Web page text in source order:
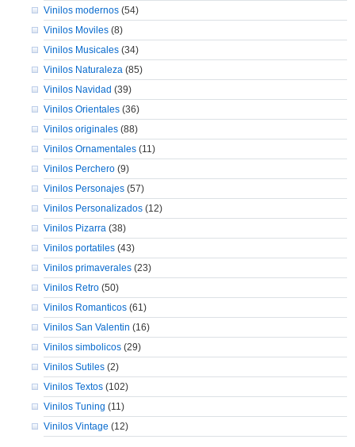
Vinilos modernos(54)
Vinilos Moviles(8)
Vinilos Musicales(34)
Vinilos Naturaleza(85)
Vinilos Navidad (39)
Vinilos Orientales(36)
Vinilos originales(88)
Vinilos Ornamentales(11)
Vinilos Perchero(9)
Vinilos Personajes(57)
Vinilos Personalizados(12)
Vinilos Pizarra(38)
Vinilos portatiles(43)
Vinilos primaverales(23)
Vinilos Retro(50)
Vinilos Romanticos(61)
Vinilos San Valentin (16)
Vinilos simbolicos(29)
Vinilos Sutiles(2)
Vinilos Textos(102)
Vinilos Tuning (11)
Vinilos Vintage (12)